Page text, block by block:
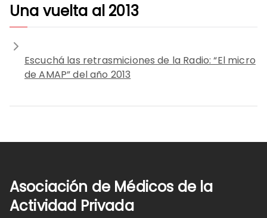
Una vuelta al 2013
Escuchá las retrasmiciones de la Radio: “El micro
de AMAP” del año 2013
Asociación de Médicos de la
Actividad Privada